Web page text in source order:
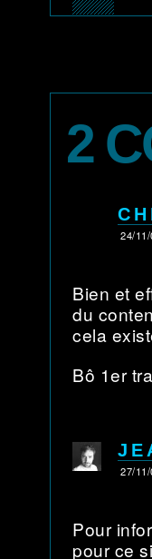
2
24/
Bien et
du
cela
Bô 1er
27/
Pour
pour ce